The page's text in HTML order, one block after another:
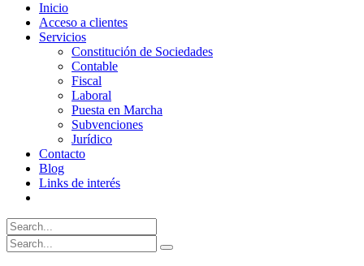
Inicio
Acceso a clientes
Servicios
Constitución de Sociedades
Contable
Fiscal
Laboral
Puesta en Marcha
Subvenciones
Jurídico
Contacto
Blog
Links de interés